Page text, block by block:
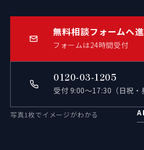
無料相談フォームへ
フォームは24時間受付
0120-03-1205
受付 9:00〜17:30（日祝・
写真1枚でイメージがわかる